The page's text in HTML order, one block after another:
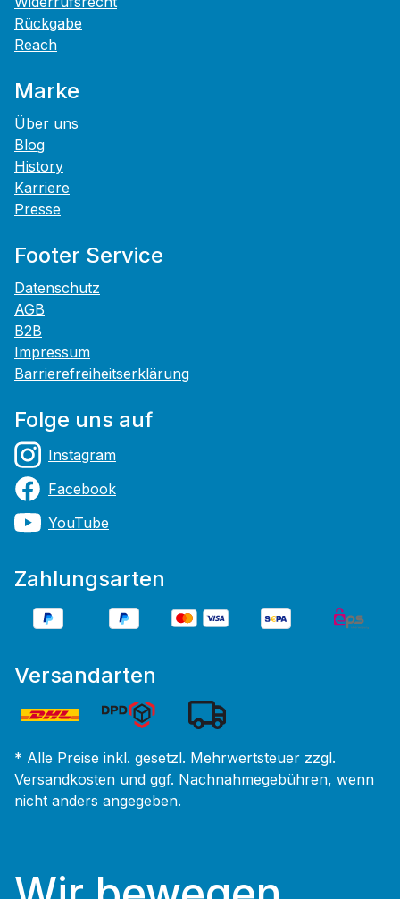
Rückgabe
Reach
Marke
Über uns
Blog
History
Karriere
Presse
Footer Service
Datenschutz
AGB
B2B
Impressum
Barrierefreiheitserklärung
Folge uns auf
Instagram
Facebook
YouTube
Zahlungsarten
Versandarten
* Alle Preise inkl. gesetzl. Mehrwertsteuer zzgl.
Versandkosten und ggf. Nachnahmegebühren, wenn
nicht anders angegeben.